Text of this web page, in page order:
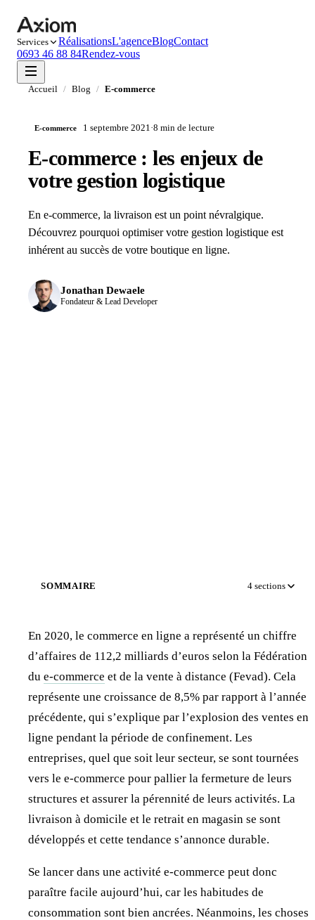
Services RéalisationsL'agenceBlogContact
0693 46 88 84Rendez-vous
Accueil / Blog / E-commerce
E-commerce 1 septembre 2021·8 min de lecture
E-commerce : les enjeux de
votre gestion logistique
En e-commerce, la livraison est un point névralgique.
Découvrez pourquoi optimiser votre gestion logistique est
inhérent au succès de votre boutique en ligne.
Jonathan Dewaele
Fondateur & Lead Developer
SOMMAIRE 4 sections
En 2020, le commerce en ligne a représenté un chiffre
d’affaires de 112,2 milliards d’euros selon la Fédération
du e-commerce et de la vente à distance (Fevad). Cela
représente une croissance de 8,5% par rapport à l’année
précédente, qui s’explique par l’explosion des ventes en
ligne pendant la période de confinement. Les
entreprises, quel que soit leur secteur, se sont tournées
vers le e-commerce pour pallier la fermeture de leurs
structures et assurer la pérennité de leurs activités. La
livraison à domicile et le retrait en magasin se sont
développés et cette tendance s’annonce durable.
Se lancer dans une activité e-commerce peut donc
paraître facile aujourd’hui, car les habitudes de
consommation sont bien ancrées. Néanmoins, les choses